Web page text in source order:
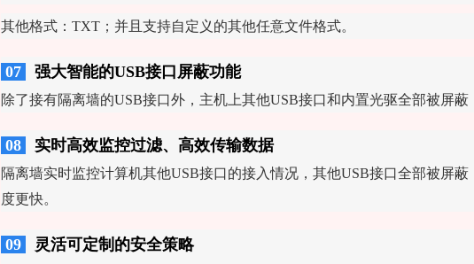
其他格式：TXT；并且支持自定义的其他任意文件格式。
07 强大智能的USB接口屏蔽功能
除了接有隔离墙的USB接口外，主机上其他USB接口和内置光驱全部被屏
08 实时高效监控过滤、高效传输数据
隔离墙实时监控计算机其他USB接口的接入情况，其他USB接口全部被屏
度更快。
09 灵活可定制的安全策略